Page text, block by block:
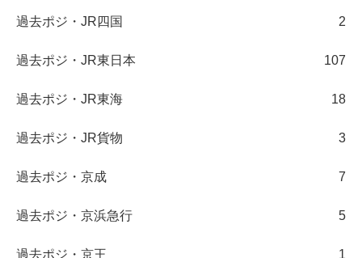
過去ポジ・JR四国 2
過去ポジ・JR東日本 107
過去ポジ・JR東海 18
過去ポジ・JR貨物 3
過去ポジ・京成 7
過去ポジ・京浜急行 5
過去ポジ・京王 1